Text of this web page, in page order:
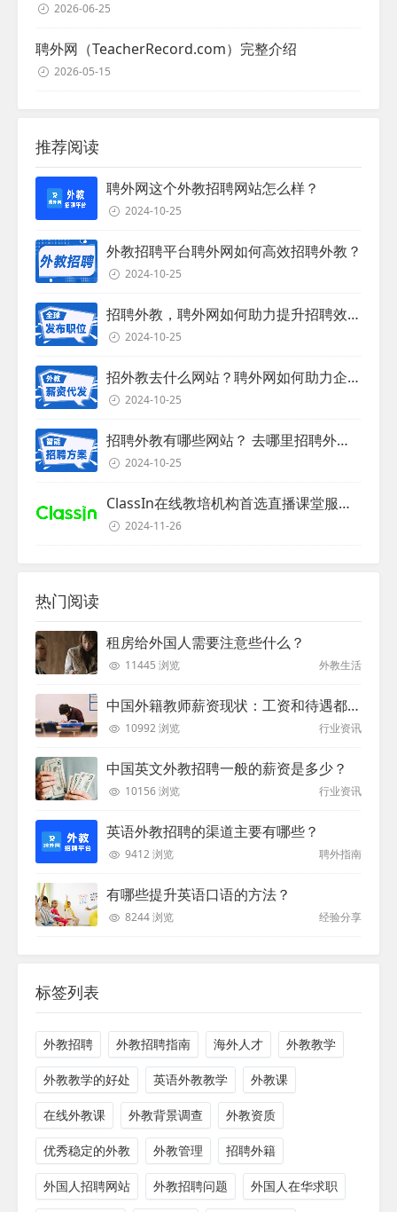
2026-06-25
聘外网（TeacherRecord.com）完整介绍
2026-05-15
推荐阅读
聘外网这个外教招聘网站怎么样？
2024-10-25
外教招聘平台聘外网如何高效招聘外教？
2024-10-25
招聘外教，聘外网如何助力提升招聘效率？
2024-10-25
招外教去什么网站？聘外网如何助力企业外教招聘
2024-10-25
招聘外教有哪些网站？ 去哪里招聘外教？
2024-10-25
ClassIn在线教培机构首选直播课堂服务商
2024-11-26
热门阅读
租房给外国人需要注意些什么？
11445 浏览 外教生活
中国外籍教师薪资现状：工资和待遇都非常高
10992 浏览 行业资讯
中国英文外教招聘一般的薪资是多少？
10156 浏览 行业资讯
英语外教招聘的渠道主要有哪些？
9412 浏览 聘外指南
有哪些提升英语口语的方法？
8244 浏览 经验分享
标签列表
外教招聘 外教招聘指南 海外人才 外教教学
外教教学的好处 英语外教教学 外教课
在线外教课 外教背景调查 外教资质
优秀稳定的外教 外教管理 招聘外籍
外国人招聘网站 外教招聘问题 外国人在华求职